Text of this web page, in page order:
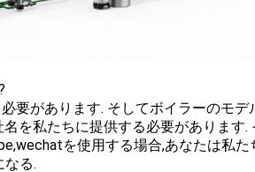
要があります. そしてボイラーのモデ
を私たちに提供する必要があります
を使用する場合,あなたは私
なる.